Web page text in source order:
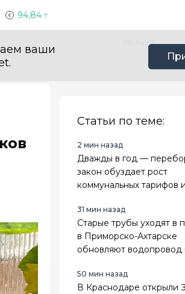
94,84
ваши
Польза
Статьи по теме:
2 мин назад
Дважды в год —
закон обуздает рост
коммунальных тарифов
31 мин назад
Старые трубы уходят в
в Приморско-Ахтарске
обновляют водопровод
50 мин назад
В Краснодаре открыли